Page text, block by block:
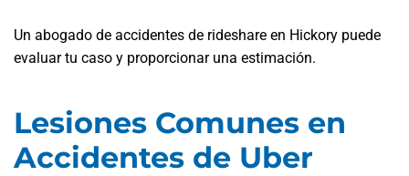
Un abogado de accidentes de rideshare en Hickory puede
evaluar tu caso y proporcionar una estimación.
Lesiones Comunes en
Accidentes de Uber